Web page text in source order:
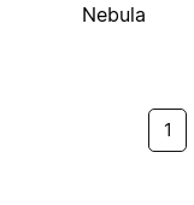
Nebula
1